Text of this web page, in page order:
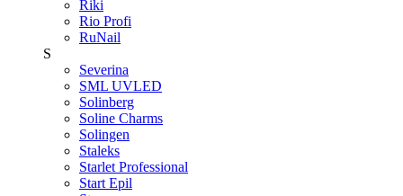
Riki
Rio Profi
RuNail
S
Severina
SML UVLED
Solinberg
Soline Charms
Solingen
Staleks
Starlet Professional
Start Epil